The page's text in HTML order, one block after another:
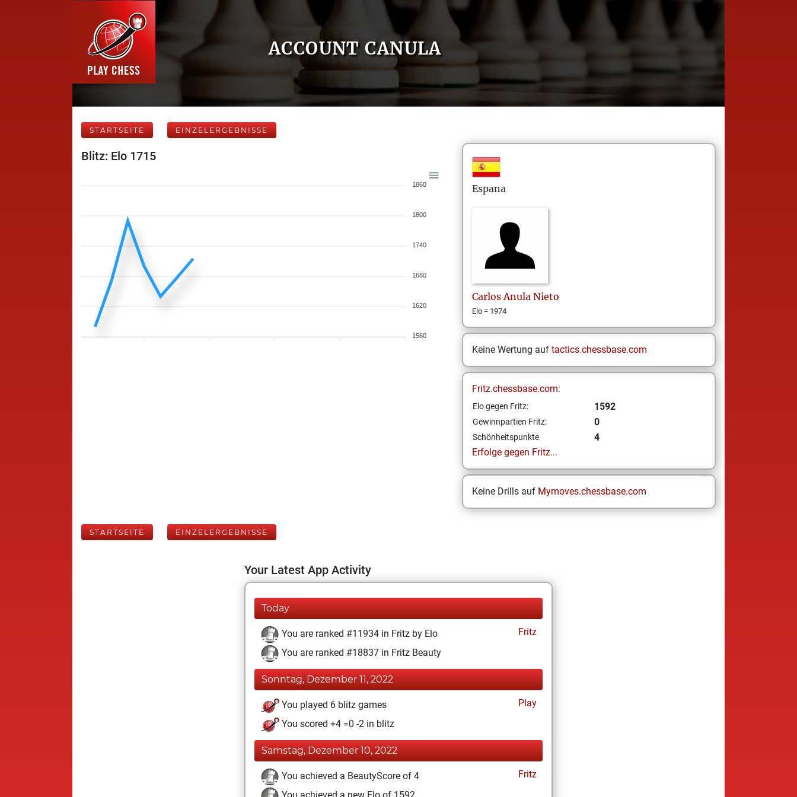
ACCOUNT CANULA
STARTSEITE EINZELERGEBNISSE
Blitz: Elo 1715
1860
1800
1740
1680
1620
1560
Espana
Carlos Anula Nieto
Elo = 1974
Keine Wertung auf tactics.chessbase.com
Fritz.chessbase.com:
Elo gegen Fritz: 1592
Gewinnpartien Fritz: 0
Schönheitspunkte
4
Erfolge gegen Fritz...
Keine Drills auf Mymoves.chessbase.com
STARTSEITE EINZELERGEBNISSE
Your Latest App Activity
Today
You are ranked #11934 in Fritz by Elo
Fritz
You are ranked #18837 in Fritz Beauty
Sonntag, Dezember 11, 2022
You played 6 blitz games
Play
You scored +4 =0 -2 in blitz
Samstag, Dezember 10, 2022
You achieved a BeautyScore of 4
Fritz